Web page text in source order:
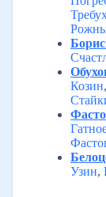
Козин,
Узин,